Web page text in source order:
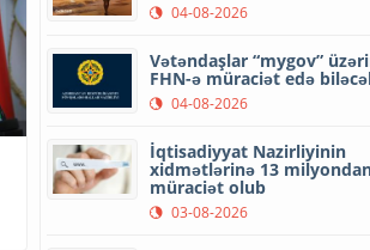
04-08-2026
Vətəndaşlar “mygov”
FHN-ə müraciət edə
04-08-2026
İqtisadiyyat Nazirliyinin
xidmətlərinə 13
müraciət olub
03-08-2026